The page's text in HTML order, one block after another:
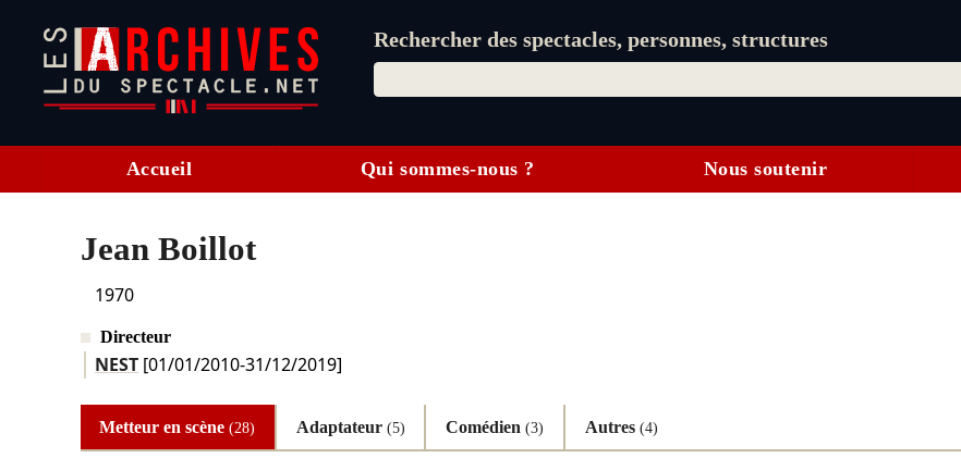
Rechercher des spectacles, personnes, structures
Accueil Qui sommes-nous ? Nous soutenir
Jean Boillot
1970
Directeur
NEST [01/01/2010-31/12/2019]
Metteur en scène(28) Adaptateur (5) Comédien(3) Autres (4)